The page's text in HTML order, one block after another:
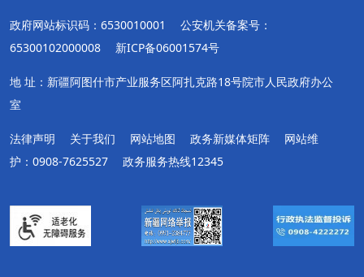
政府网站标识码：6530010001
公安机关备案号：
65300102000008
新ICP备06001574号
地 址：新疆阿图什市产业服务区阿扎克路18号院市人民政府办公
室
法律声明 关于我们 网站地图 政务新媒体矩阵
网站维
护：0908-7625527
政务服务热线12345